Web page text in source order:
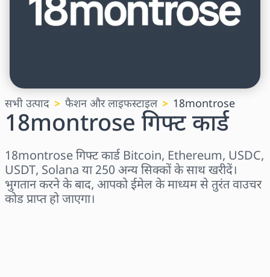
सभी उत्पाद फैशन और लाइफस्टाइल 18montrose
18montrose गिफ्ट कार्ड
18montrose गिफ्ट कार्ड Bitcoin, Ethereum, USDC,
USDT, Solana या 250 अन्य सिक्कों के साथ खरीदें।
भुगतान करने के बाद, आपको ईमेल के माध्यम से तुरंत वाउचर
कोड प्राप्त हो जाएगा।